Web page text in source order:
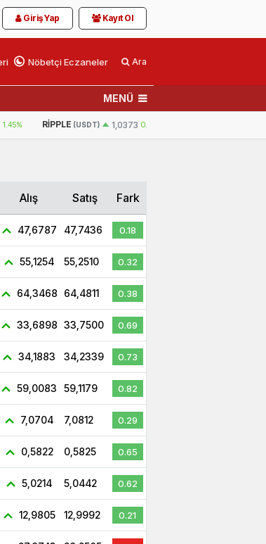
Giriş Yap Kayıt Ol
Nöbetçi Eczaneler Ara
MENÜ
1.45% RIPPLE (USDT) 1,0373 0.251%
Alış Satış Fark
47,6787 47,7436 0.18
55,1254 55,2510 0.32
64,3468 64,4811 0.38
33,6898 33,7500 0.69
34,1883 34,2339 0.73
59,0083 59,1179 0.82
7,0704 7,0812 0.29
0,5822 0,5825 0.65
5,0214 5,0442 0.62
12,9805 12,9992 0.21